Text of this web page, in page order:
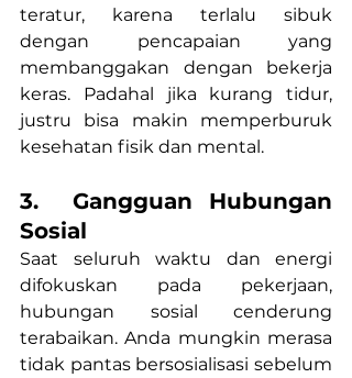
teratur, karena terlalu sibuk
dengan pencapaian yang
membanggakan dengan bekerja
keras. Padahal jika kurang tidur,
justru bisa makin memperburuk
kesehatan fisik dan mental.
3.  Gangguan Hubungan
Sosial
Saat seluruh waktu dan energi
difokuskan pada pekerjaan,
hubungan sosial cenderung
terabaikan. Anda mungkin merasa
tidak pantas bersosialisasi sebelum